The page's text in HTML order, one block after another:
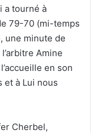
a tourné à
79-70 (mi-temps
une minute de
Amine
en son
et à Lui nous
Cherbel,